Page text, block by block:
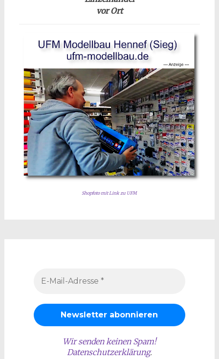
vor Ort
Shopfoto mit Link zu UFM
Wir senden keinen Spam!
Datenschutzerklärung.